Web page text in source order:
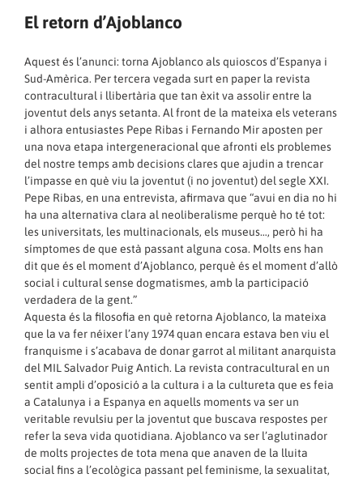
El retorn d’Ajoblanco
Aquest és l’anunci: torna Ajoblanco als quioscos d’Espanya i
Sud-Amèrica. Per tercera vegada surt en paper la revista
contracultural i llibertària que tan èxit va assolir entre la
joventut dels anys setanta. Al front de la mateixa els veterans
i alhora entusiastes Pepe Ribas i Fernando Mir aposten per
una nova etapa intergeneracional que afronti els problemes
del nostre temps amb decisions clares que ajudin a trencar
l’impasse en què viu la joventut (i no joventut) del segle XXI.
Pepe Ribas, en una entrevista, afirmava que “avui en dia no hi
ha una alternativa clara al neoliberalisme perquè ho té tot:
les universitats, les multinacionals, els museus…, però hi ha
símptomes de que està passant alguna cosa. Molts ens han
dit que és el moment d’Ajoblanco, perquè és el moment d’allò
social i cultural sense dogmatismes, amb la participació
verdadera de la gent.”
Aquesta és la filosofia en què retorna Ajoblanco, la mateixa
que la va fer néixer l’any 1974 quan encara estava ben viu el
franquisme i s’acabava de donar garrot al militant anarquista
del MIL Salvador Puig Antich. La revista contracultural en un
sentit ampli d’oposició a la cultura i a la cultureta que es feia
a Catalunya i a Espanya en aquells moments va ser un
veritable revulsiu per la joventut que buscava respostes per
refer la seva vida quotidiana. Ajoblanco va ser l’aglutinador
de molts projectes de tota mena que anaven de la lluita
social fins a l’ecològica passant pel feminisme, la sexualitat,